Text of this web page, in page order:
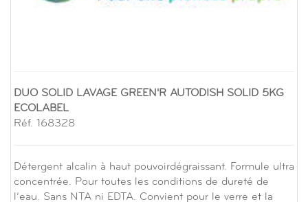
DUO SOLID LAVAGE GREEN'R AUTODISH SOLID 5KG
ECOLABEL
Réf. 168328
Détergent alcalin à haut pouvoirdégraissant. Formule ultra
concentrée. Pour toutes les conditions de dureté de
l’eau. Sans NTA ni EDTA. Convient pour le verre et la